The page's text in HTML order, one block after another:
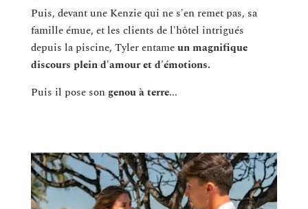
Puis, devant une Kenzie qui ne s'en remet pas, sa
famille émue, et les clients de l'hôtel intrigués
depuis la piscine, Tyler entameun magnifique
discours plein d'amour et d'émotions.
Puis il pose son genou à terre...